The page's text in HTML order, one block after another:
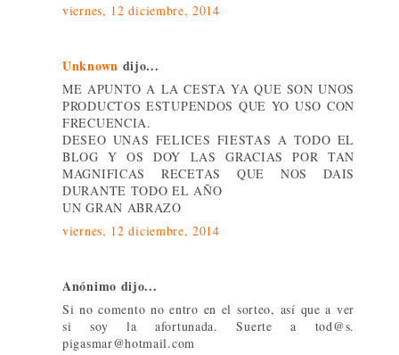
viernes, 12 diciembre, 2014
Unknown dijo...
ME APUNTO A LA CESTA YA QUE SON UNOS
PRODUCTOS ESTUPENDOS QUE YO USO CON
FRECUENCIA.
DESEO UNAS FELICES FIESTAS A TODO EL
BLOG Y OS DOY LAS GRACIAS POR TAN
MAGNIFICAS RECETAS QUE NOS DAIS
DURANTE TODO EL AÑO
UN GRAN ABRAZO
viernes, 12 diciembre, 2014
Anónimo dijo...
Si no comento no entro en el sorteo, así que a ver
si soy la afortunada. Suerte a tod@s.
pigasmar@hotmail.com